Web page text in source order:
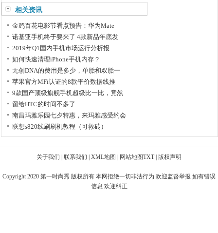
相关资讯
金鸡百花电影节看点预告：华为Mate
诺基亚手机终于要来了 4款新品年底发
2019年Q1国内手机市场运行分析报
如何快速清理iPhone手机内存？
无创DNA的费用是多少，单胎和双胎一
苹果官方MFi认证的8款平价数据线推
9款国产顶级旗舰手机超级比一比，竟然
留给HTC的时间不多了
南昌玛雅乐园七夕特惠，来玛雅感受约会
联想s820线刷刷机教程（可救砖）
关于我们 联系我们 XML地图 网站地图TXT| 版权声明
Copyright 2020 第一时尚秀 版权所有 本网拒绝一切非法行为 欢迎监督举报 如有错误
信息 欢迎纠正